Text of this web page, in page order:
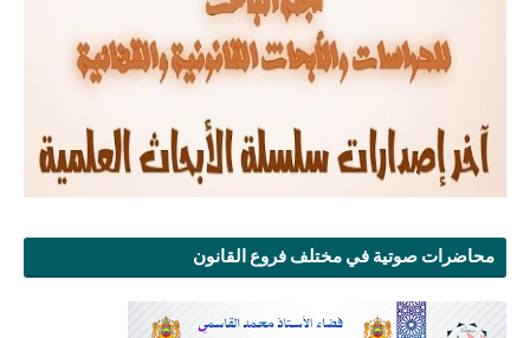
محاضرات صوتية في مختلف فروع القانون